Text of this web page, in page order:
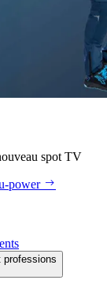
spot TV
professions